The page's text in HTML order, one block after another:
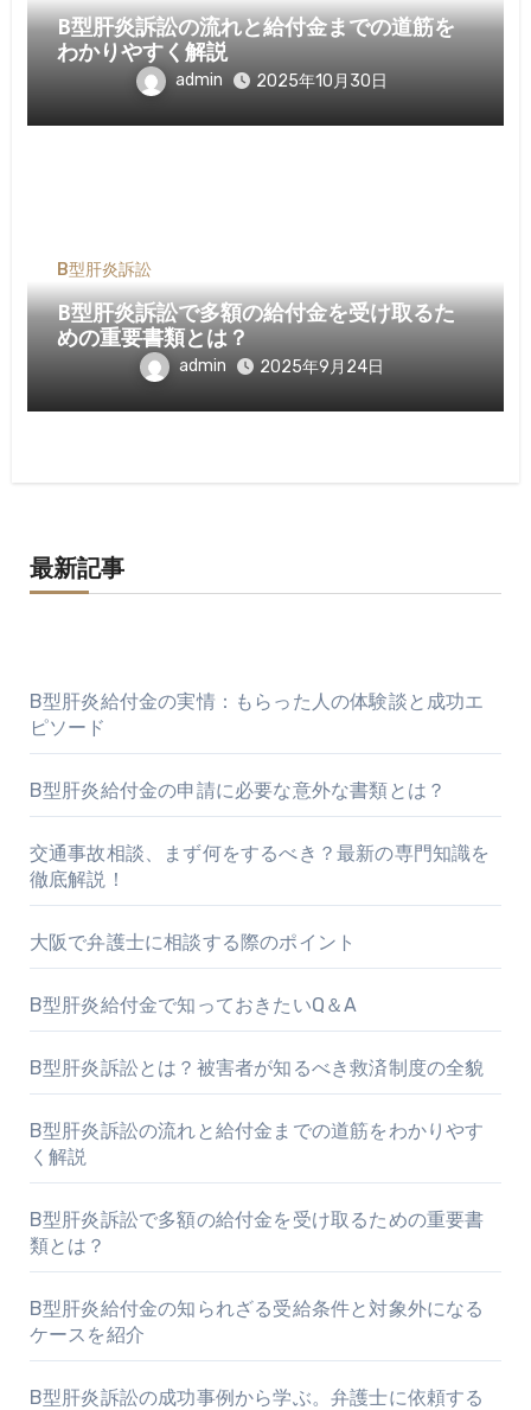
B型肝炎訴訟の流れと給付金までの道筋を
わかりやすく解説
admin 2025年10月30日
B型肝炎訴訟
B型肝炎訴訟で多額の給付金を受け取るた
めの重要書類とは？
admin 2025年9月24日
最新記事
B型肝炎給付金の実情：もらった人の体験談と成功エ
ピソード
B型肝炎給付金の申請に必要な意外な書類とは？
交通事故相談、まず何をするべき？最新の専門知識を
徹底解説！
大阪で弁護士に相談する際のポイント
B型肝炎給付金で知っておきたいQ＆A
B型肝炎訴訟とは？被害者が知るべき救済制度の全貌
B型肝炎訴訟の流れと給付金までの道筋をわかりやす
く解説
B型肝炎訴訟で多額の給付金を受け取るための重要書
類とは？
B型肝炎給付金の知られざる受給条件と対象外になる
ケースを紹介
B型肝炎訴訟の成功事例から学ぶ。弁護士に依頼する